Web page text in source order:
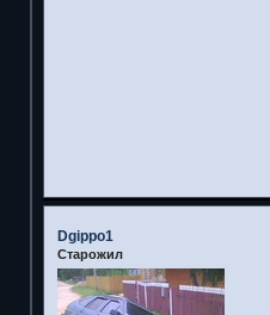
Dgippo1
Старожил